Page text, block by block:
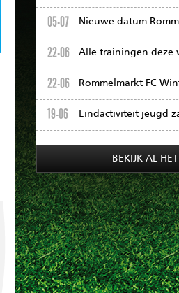
05-07 Nieuwe datum
22-06 Alle trainingen deze
22-06 Rommelmarkt FC
19-06 Eindactiviteit jeugd
BEKIJK AL